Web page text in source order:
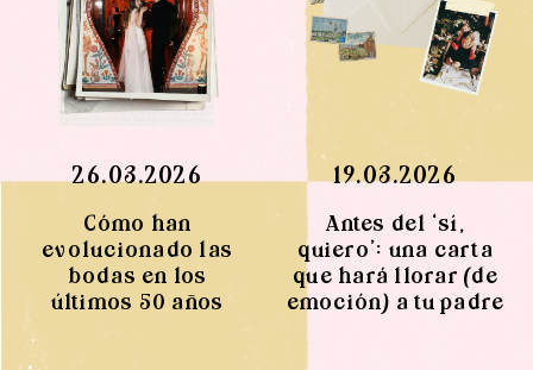
26.03.2026
Cómo han
evolucionado las
bodas en los
últimos 50 años
19.03.2026
Antes del ‘sí,
quiero’: una carta
que hará llorar (de
emoción) a tu padre